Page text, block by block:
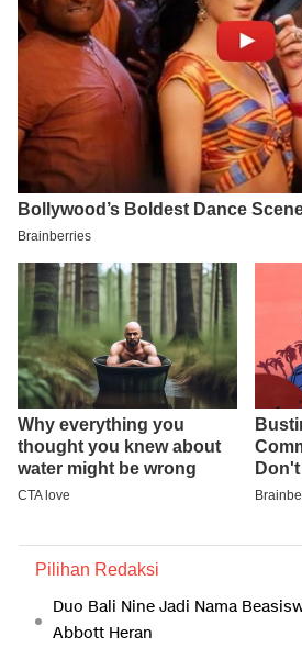
Pilihan Redaksi
Duo Bali Nine Jadi Nama
Abbott Heran